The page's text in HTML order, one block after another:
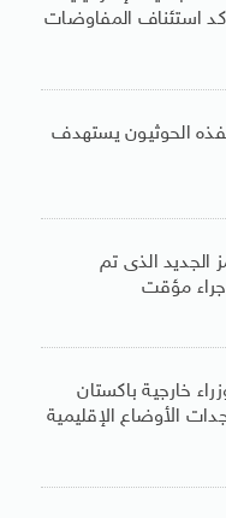
استئناف المفاوضات
الحوثيون يستهدف
الجديد الذى تم
مؤقت
خارجية باكستان
الأوضاع الإقليمية